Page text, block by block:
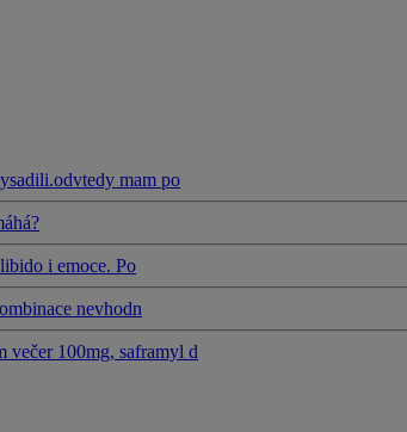
mam po
i emoce. Po
nevhodn
večer 100mg, saframyl d